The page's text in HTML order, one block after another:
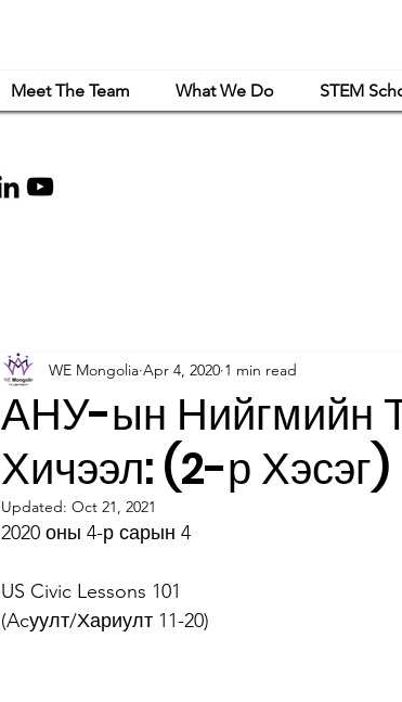
Meet The Team What We Do STEM
АНУ-ын Нийгмийн
Хичээл: (2-р Хэсэг)
WE Mongolia Apr 4, 2020 1 min read
Updated: Oct 21, 2021
2020 оны 4-р сарын 4
US Civic Lessons 101
(Acуулт/Хариулт 11-20)